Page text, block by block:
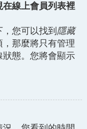
線上會員列表裡
您可以找到 隱藏
那麼將只有管理
狀態。您將會顯示